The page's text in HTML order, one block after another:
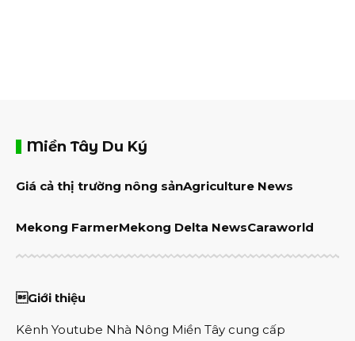
Miền Tây Du Ký
Giá cả thị trường nông sảnAgriculture News
Mekong FarmerMekong Delta NewsCaraworld
Giới thiệu
Kênh Youtube Nhà Nông Miền Tây cung cấp